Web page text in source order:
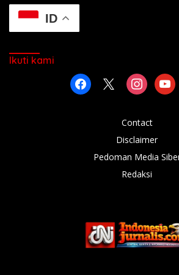
ID
Ikuti kami
facebook instagram
Contact
Disclaimer
Pedoman Media
Redaksi